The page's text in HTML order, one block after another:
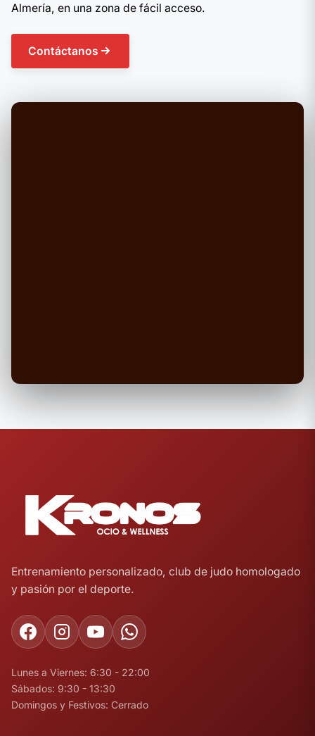
Almería, en una zona de fácil acceso.
Contáctanos
Entrenamiento personalizado, club de judo homologado
y pasión por el deporte.
Lunes a Viernes: 6:30 - 22:00
Sábados: 9:30 - 13:30
Domingos y Festivos: Cerrado